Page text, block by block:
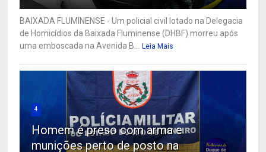
BAIXADA FLUMINENSE - Um policial civil lotado na Delegacia
de Homicídios da Baixada Fluminense (DHBF) morreu após
uma emboscada na Avenida B...
Leia Mais
4
Homem é preso com arma e
munições perto de posto na